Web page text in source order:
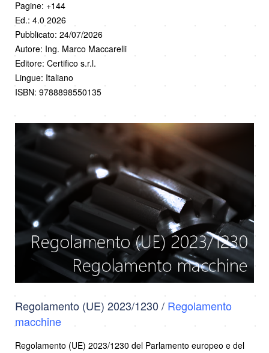
Pagine: +144
Ed.: 4.0 2026
Pubblicato: 24/07/2026
Autore: Ing. Marco Maccarelli
Editore: Certifico s.r.l.
Lingue: Italiano
ISBN: 9788898550135
Regolamento (UE) 2023/1230 / Regolamento
macchine
Regolamento (UE) 2023/1230 del Parlamento europeo e del